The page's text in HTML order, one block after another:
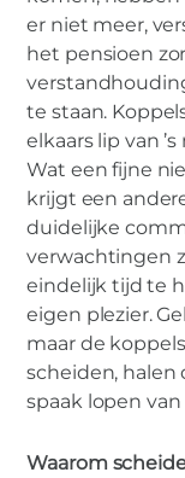
er niet meer,
het pensioen
te staan.
elkaars lip van
Wat een fijne
krijgt een
duidelijke
verwachtingen
eindelijk tijd te
eigen plezier.
maar de
scheiden, halen
spaak lopen
Waarom